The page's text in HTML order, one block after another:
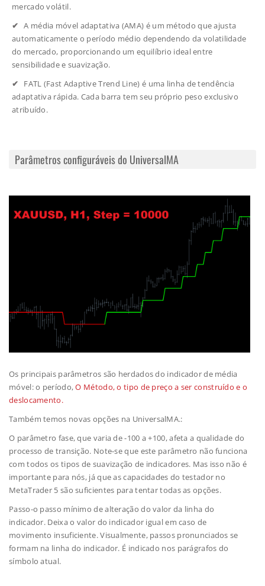
mercado volátil.
A média móvel adaptativa (AMA) é um método que ajusta
automaticamente o período médio dependendo da volatilidade
do mercado, proporcionando um equilíbrio ideal entre
sensibilidade e suavização.
FATL (Fast Adaptive Trend Line) é uma linha de tendência
adaptativa rápida. Cada barra tem seu próprio peso exclusivo
atribuído.
Parâmetros configuráveis do UniversalMA
Os principais parâmetros são herdados do indicador de média
móvel: o período,O Método, o tipo de preço a ser construído e o
deslocamento.
Também temos novas opções na UniversalMA.:
O parâmetro fase, que varia de -100 a +100, afeta a qualidade do
processo de transição. Note-se que este parâmetro não funciona
com todos os tipos de suavização de indicadores. Mas isso não é
importante para nós, já que as capacidades do testador no
MetaTrader 5 são suficientes para tentar todas as opções.
Passo-o passo mínimo de alteração do valor da linha do
indicador. Deixa o valor do indicador igual em caso de
movimento insuficiente. Visualmente, passos pronunciados se
formam na linha do indicador. É indicado nos parágrafos do
símbolo atual.